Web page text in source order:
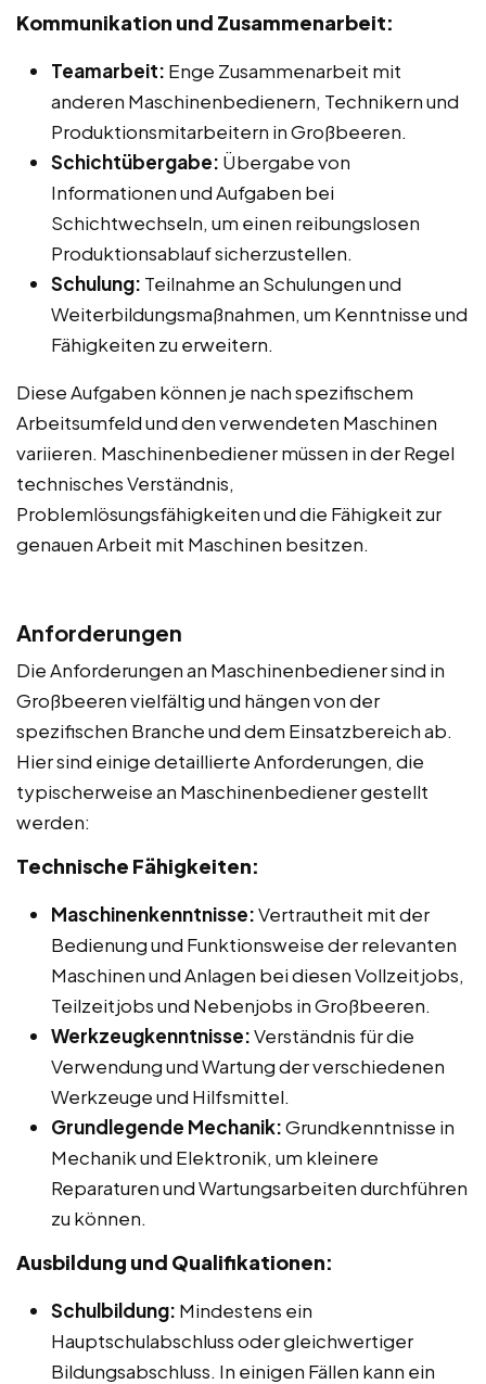
Kommunikation und Zusammenarbeit:
Teamarbeit: Enge Zusammenarbeit mit
anderen Maschinenbedienern, Technikern und
Produktionsmitarbeitern in Großbeeren.
Schichtübergabe: Übergabe von
Informationen und Aufgaben bei
Schichtwechseln, um einen reibungslosen
Produktionsablauf sicherzustellen.
Schulung: Teilnahme an Schulungen und
Weiterbildungsmaßnahmen, um Kenntnisse und
Fähigkeiten zu erweitern.
Diese Aufgaben können je nach spezifischem
Arbeitsumfeld und den verwendeten Maschinen
variieren. Maschinenbediener müssen in der Regel
technisches Verständnis,
Problemlösungsfähigkeiten und die Fähigkeit zur
genauen Arbeit mit Maschinen besitzen.
Anforderungen
Die Anforderungen an Maschinenbediener sind in
Großbeeren vielfältig und hängen von der
spezifischen Branche und dem Einsatzbereich ab.
Hier sind einige detaillierte Anforderungen, die
typischerweise an Maschinenbediener gestellt
werden:
Technische Fähigkeiten:
Maschinenkenntnisse:Vertrautheit mit der
Bedienung und Funktionsweise der relevanten
Maschinen und Anlagen bei diesen Vollzeitjobs,
Teilzeitjobs und Nebenjobs in Großbeeren.
Werkzeugkenntnisse:Verständnis für die
Verwendung und Wartung der verschiedenen
Werkzeuge und Hilfsmittel.
Grundlegende Mechanik:Grundkenntnisse in
Mechanik und Elektronik, um kleinere
Reparaturen und Wartungsarbeiten durchführen
zu können.
Ausbildung und Qualifikationen:
Schulbildung: Mindestens ein
Hauptschulabschluss oder gleichwertiger
Bildungsabschluss. In einigen Fällen kann ein